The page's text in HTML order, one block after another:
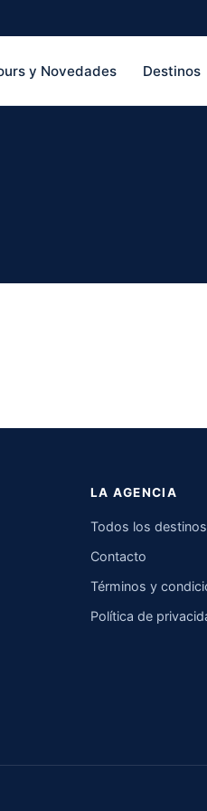
y Novedades Destinos
LA AGENCIA
Todos los destinos
Contacto
Términos y
Política de